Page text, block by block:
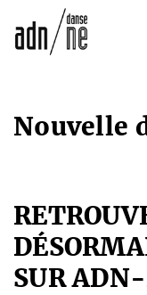
Nouvelle
SUR